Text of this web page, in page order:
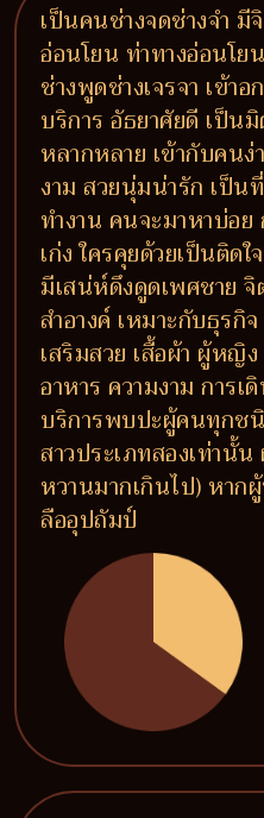
เป็นคนช่างจดช่างจำ
อ่อนโยน ท่าทางอ่อนโ
ช่างพูดช่างเจรจา เข้า
บริการ อัธยาศัยดี เป็
หลากหลาย เข้ากับคน
งาม สวยนุ่มน่ารัก เป็น
ทำงาน คนจะมาหาบ่อย
เก่ง ใครคุยด้วยเป็นติด
มีเสน่ห์ดึงดูดเพศชาย
สำอางค์ เหมาะกับธุรกิ
เสริมสวย เสื้อผ้า ผู้หญิ
อาหาร ความงาม การ
บริการพบปะผู้คนทุกช
สาวประเภทสองเท่านั้
หวานมากเกินไป) หาก
ลืออุปถัมป์